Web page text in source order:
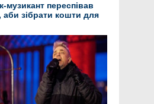
музикант переспівав
аби зібрати кошти для